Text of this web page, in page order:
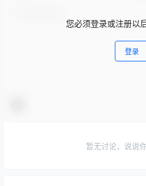
您必须登录或注册以
登录
暂无讨论，说说